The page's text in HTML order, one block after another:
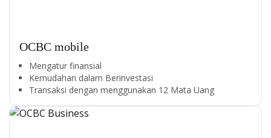
OCBC mobile
Mengatur finansial
Kemudahan dalam Berinvestasi
Transaksi dengan menggunakan 12 Mata Uang